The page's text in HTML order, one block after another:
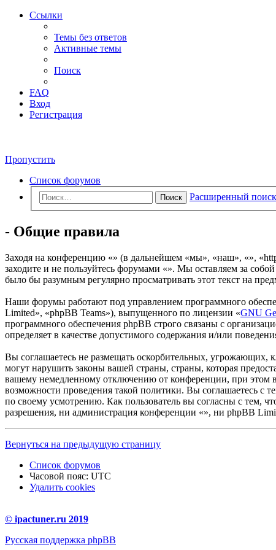
Ссылки
Темы без ответов
Активные темы
Поиск
FAQ
Вход
Регистрация
Пропустить
Список форумов
Поиск Расширенный поиск
- Общие правила
Заходя на конференцию «» (в дальнейшем «мы», «наш», «»,
заходите и не пользуйтесь форумами «». Мы оставляем за
было бы разумным регулярно просматривать этот текст на
Наши форумы работают под управлением программного
Limited», «phpBB Teams»), выпущенного по лицензии «GNU
программного обеспечения phpBB строго связаны с
определяет в качестве допустимого содержания и/или
Вы соглашаетесь не размещать оскорбительных,
могут нарушить законы вашей страны, страны, которая
вашему немедленному отключению от конференции, при этом
возможности проведения такой политики. Вы соглашаетесь с
по своему усмотрению. Как пользователь вы согласны с тем,
разрешения, ни администрация конференции «», ни phpBB
Вернуться на предыдущую страницу
Список форумов
Часовой пояс: UTC
Удалить cookies
© ipactuner.ru 2019
Русская поддержка phpBB